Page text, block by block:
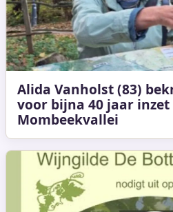
Alida Vanholst (83)
voor bijna 40 jaar inzet
Mombeekvallei